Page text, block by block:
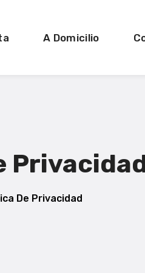
A Domicilio
De Privacidad